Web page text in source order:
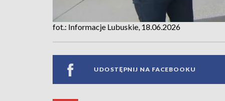
fot.: Informacje Lubuskie, 18.06.2026
UDOSTĘPNIJ NA FACEBOOKU